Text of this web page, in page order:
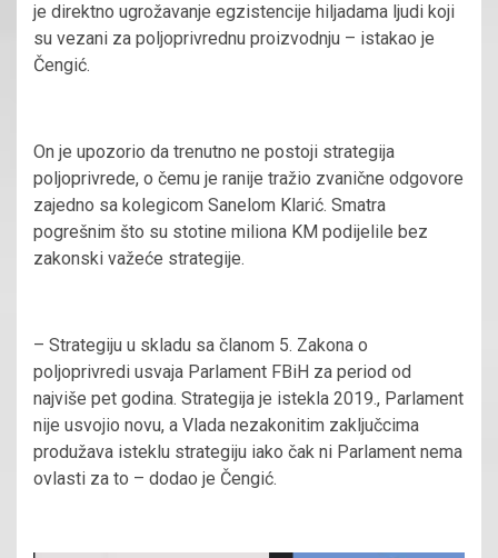
je direktno ugrožavanje egzistencije hiljadama ljudi koji
su vezani za poljoprivrednu proizvodnju – istakao je
Čengić.
On je upozorio da trenutno ne postoji strategija
poljoprivrede, o čemu je ranije tražio zvanične odgovore
zajedno sa kolegicom Sanelom Klarić. Smatra
pogrešnim što su stotine miliona KM podijelile bez
zakonski važeće strategije.
– Strategiju u skladu sa članom 5. Zakona o
poljoprivredi usvaja Parlament FBiH za period od
najviše pet godina. Strategija je istekla 2019., Parlament
nije usvojio novu, a Vlada nezakonitim zaključcima
produžava isteklu strategiju iako čak ni Parlament nema
ovlasti za to – dodao je Čengić.